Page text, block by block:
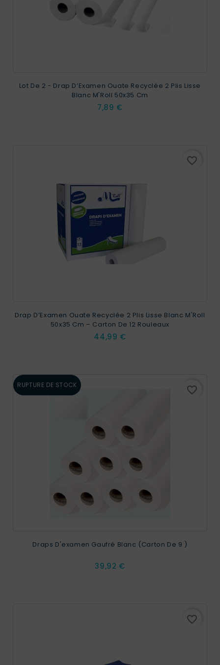
Lot De 2 - Drap D’Examen Ouate Recyclée 2 Plis Lisse
Blanc M'Roll 50x35 Cm
Prix
7,89 €
favorite_border
Drap D’Examen Ouate Recyclée 2 Plis Lisse Blanc M'Roll
50x35 Cm – Carton De 12 Rouleaux
Prix
44,99 €
RUPTURE DE STOCK favorite_border
Draps D'examen Gaufré Blanc (carton De 9 )
Prix
39,92 €
favorite_border